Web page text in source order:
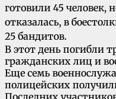
готовили 45 человек,
отказалась, в
25 бандитов.
В этот день погибли
гражданских лиц и
Еще семь
полицейских
Последних